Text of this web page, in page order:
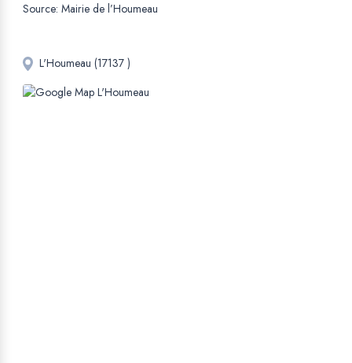
Source: Mairie de l’Houmeau
L'Houmeau (17137 )